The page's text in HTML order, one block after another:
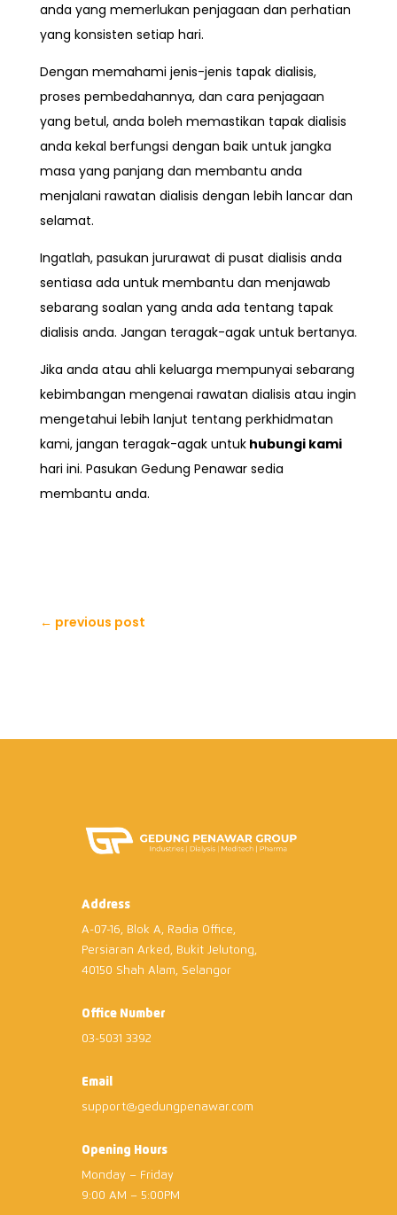
anda yang memerlukan penjagaan dan perhatian
yang konsisten setiap hari.
Dengan memahami jenis-jenis tapak dialisis,
proses pembedahannya, dan cara penjagaan
yang betul, anda boleh memastikan tapak dialisis
anda kekal berfungsi dengan baik untuk jangka
masa yang panjang dan membantu anda
menjalani rawatan dialisis dengan lebih lancar dan
selamat.
Ingatlah, pasukan jururawat di pusat dialisis anda
sentiasa ada untuk membantu dan menjawab
sebarang soalan yang anda ada tentang tapak
dialisis anda. Jangan teragak-agak untuk bertanya.
Jika anda atau ahli keluarga mempunyai sebarang
kebimbangan mengenai rawatan dialisis atau ingin
mengetahui lebih lanjut tentang perkhidmatan
kami, jangan teragak-agak untukhubungi kami
hari ini. Pasukan Gedung Penawar sedia
membantu anda.
← previous post
Address
A-07-16, Blok A, Radia Office,
Persiaran Arked, Bukit Jelutong,
40150 Shah Alam, Selangor
Office Number
03-5031 3392
Email
support@gedungpenawar.com
Opening Hours
Monday – Friday
9:00 AM – 5:00PM